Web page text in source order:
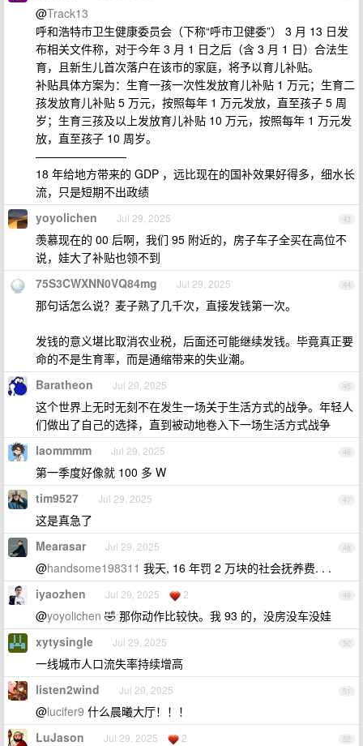
@Track13
呼和浩特市卫生健康委员会（下称“呼市卫健委”） 3 月 13 日发
布相关文件称，对于今年 3 月 1 日之后（含 3 月 1 日）合法生
育，且新生儿首次落户在该市的家庭，将予以育儿补贴。
补贴具体方案为：生育一孩一次性发放育儿补贴 1 万元；生育二
孩发放育儿补贴 5 万元，按照每年 1 万元发放，直至孩子 5 周
岁；生育三孩及以上发放育儿补贴 10 万元，按照每年 1 万元发
放，直至孩子 10 周岁。
————————
18 年给地方带来的 GDP ，远比现在的国补效果好得多，细水长
流，只是短期不出政绩
43
yoyolichen Jul 29, 2025
羡慕现在的 00 后啊，我们 95 附近的，房子车子全买在高位不
说，娃大了补贴也领不到
44
75S3CWXNN0VQ84mg Jul 29, 2025
那句话怎么说？麦子熟了几千次，直接发钱第一次。
发钱的意义堪比取消农业税，后面还可能继续发钱。毕竟真正要
命的不是生育率，而是通缩带来的失业潮。
45
Baratheon Jul 29, 2025
这个世界上无时无刻不在发生一场关于生活方式的战争。年轻人
们做出了自己的选择，直到被动地卷入下一场生活方式战争
46
laommmm Jul 29, 2025
第一季度好像就 100 多 W
47
tim9527 Jul 29, 2025
这是真急了
48
Mearasar Jul 29, 2025
@handsome198311 我天, 16 年罚 2 万块的社会抚养费. . .
49
iyaozhen Jul 29, 2025 2
@yoyolichen 🤣 那你动作比较快。我 93 的，没房没车没娃
50
xytysingle Jul 29, 2025
一线城市人口流失率持续增高
51
listen2wind Jul 29, 2025
@lucifer9 什么晨曦大厅！！！
52
LuJason Jul 29, 2025 2